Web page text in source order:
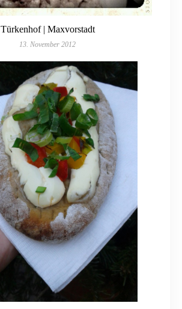
Türkenhof | Maxvorstadt
13. November 2012